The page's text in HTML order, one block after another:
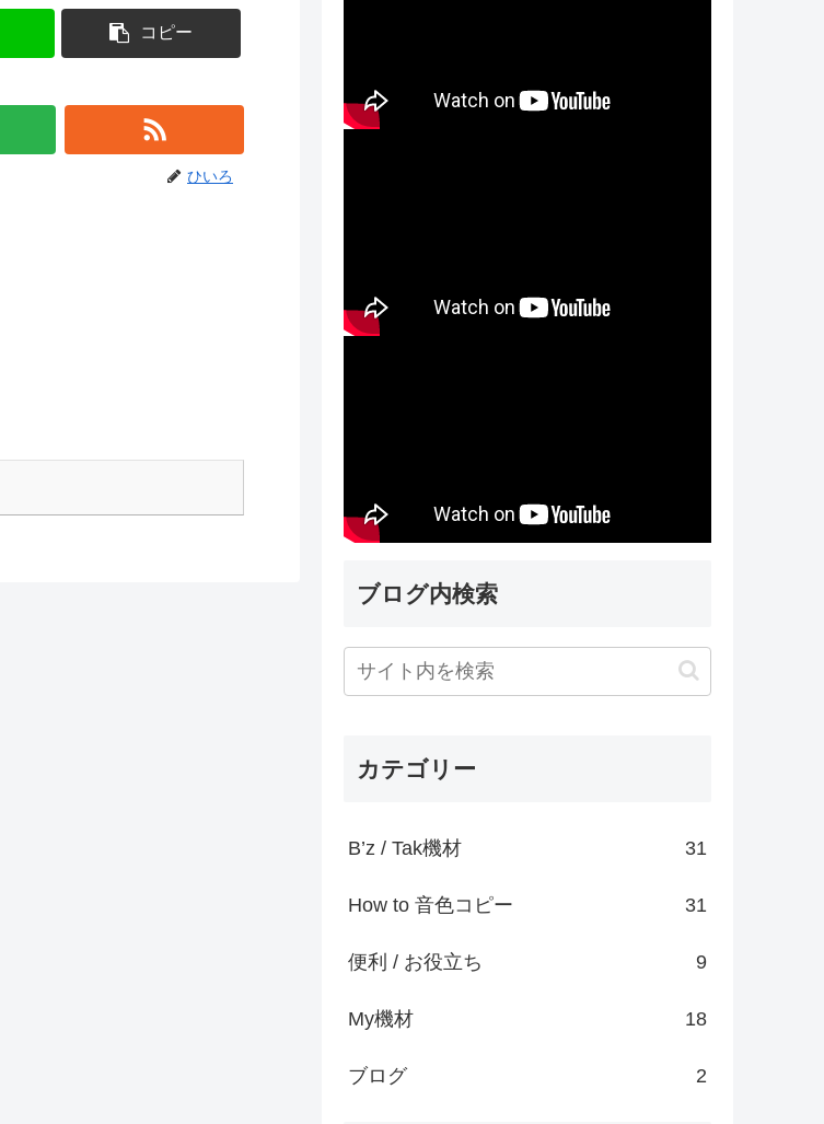
コピー
ひいろ
ブログ内検索
カテゴリー
B’z / Tak機材 31
How to 音色コピー 31
便利 / お役立ち 9
My機材 18
ブログ 2